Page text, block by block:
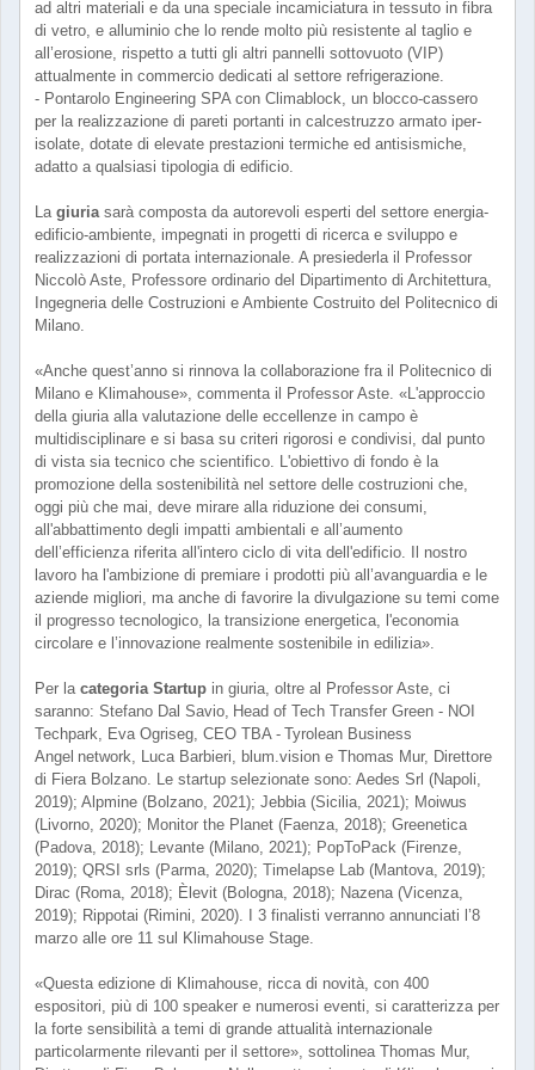
ad altri materiali e da una speciale incamiciatura in tessuto in fibra
di vetro, e alluminio che lo rende molto più resistente al taglio e
all’erosione, rispetto a tutti gli altri pannelli sottovuoto (VIP)
attualmente in commercio dedicati al settore refrigerazione.
- Pontarolo Engineering SPA con Climablock, un blocco-cassero
per la realizzazione di pareti portanti in calcestruzzo armato iper-
isolate, dotate di elevate prestazioni termiche ed antisismiche,
adatto a qualsiasi tipologia di edificio.
La giuria sarà composta da autorevoli esperti del settore energia-
edificio-ambiente, impegnati in progetti di ricerca e sviluppo e
realizzazioni di portata internazionale. A presiederla il Professor
Niccolò Aste, Professore ordinario del Dipartimento di Architettura,
Ingegneria delle Costruzioni e Ambiente Costruito del Politecnico di
Milano.
«Anche quest’anno si rinnova la collaborazione fra il Politecnico di
Milano e Klimahouse», commenta il Professor Aste. «L'approccio
della giuria alla valutazione delle eccellenze in campo è
multidisciplinare e si basa su criteri rigorosi e condivisi, dal punto
di vista sia tecnico che scientifico. L'obiettivo di fondo è la
promozione della sostenibilità nel settore delle costruzioni che,
oggi più che mai, deve mirare alla riduzione dei consumi,
all'abbattimento degli impatti ambientali e all’aumento
dell’efficienza riferita all'intero ciclo di vita dell'edificio. Il nostro
lavoro ha l'ambizione di premiare i prodotti più all’avanguardia e le
aziende migliori, ma anche di favorire la divulgazione su temi come
il progresso tecnologico, la transizione energetica, l'economia
circolare e l’innovazione realmente sostenibile in edilizia».
Per la categoria Startup in giuria, oltre al Professor Aste, ci
saranno: Stefano Dal Savio, Head of Tech Transfer Green - NOI
Techpark, Eva Ogriseg, CEO TBA - Tyrolean Business
Angel network, Luca Barbieri, blum.vision e Thomas Mur, Direttore
di Fiera Bolzano. Le startup selezionate sono: Aedes Srl (Napoli,
2019); Alpmine (Bolzano, 2021); Jebbia (Sicilia, 2021); Moiwus
(Livorno, 2020); Monitor the Planet (Faenza, 2018); Greenetica
(Padova, 2018); Levante (Milano, 2021); PopToPack (Firenze,
2019); QRSI srls (Parma, 2020); Timelapse Lab (Mantova, 2019);
Dirac (Roma, 2018); Èlevit (Bologna, 2018); Nazena (Vicenza,
2019); Rippotai (Rimini, 2020). I 3 finalisti verranno annunciati l’8
marzo alle ore 11 sul Klimahouse Stage.
«Questa edizione di Klimahouse, ricca di novità, con 400
espositori, più di 100 speaker e numerosi eventi, si caratterizza per
la forte sensibilità a temi di grande attualità internazionale
particolarmente rilevanti per il settore», sottolinea Thomas Mur,